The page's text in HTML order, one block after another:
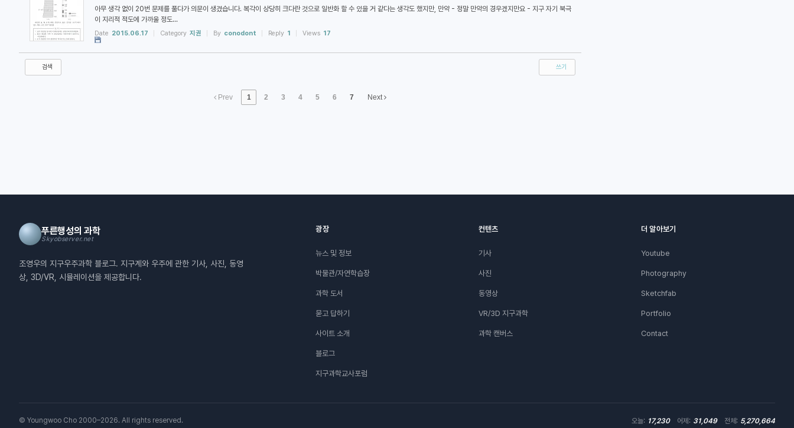
아무 생각 없이 20번 문제를 풀다가 의문이 생겼습니다. 복각이 상당히 크다란 것으로 일반화 할 수 있을 거 같다는 생각도 했지만, 만약 - 정말 만약의 경우겠지만요 - 지구 자기 북극
이 지리적 적도에 가까울 정도...
Date 2015.06.17 Category 지권 By conodont Reply 1 Views 17
검색 쓰기
Prev 1 2 3 4 5 6 7 Next
푸른행성의 과학
Skyobserver.net
조영우의 지구우주과학 블로그. 지구계와 우주에 관한 기사, 사진, 동영
상, 3D/VR, 시뮬레이션을 제공합니다.
광장
뉴스 및 정보
박물관/자연학습장
과학 도서
묻고 답하기
사이트 소개
블로그
지구과학교사포럼
컨텐츠
기사
사진
동영상
VR/3D 지구과학
과학 캔버스
더 알아보기
Youtube
Photography
Sketchfab
Portfolio
Contact
© Youngwoo Cho 2000–2026. All rights reserved. 오늘: 17,230 어제: 31,049 전체: 5,270,664